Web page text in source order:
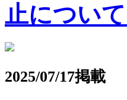
止につい
2025/07/17掲載